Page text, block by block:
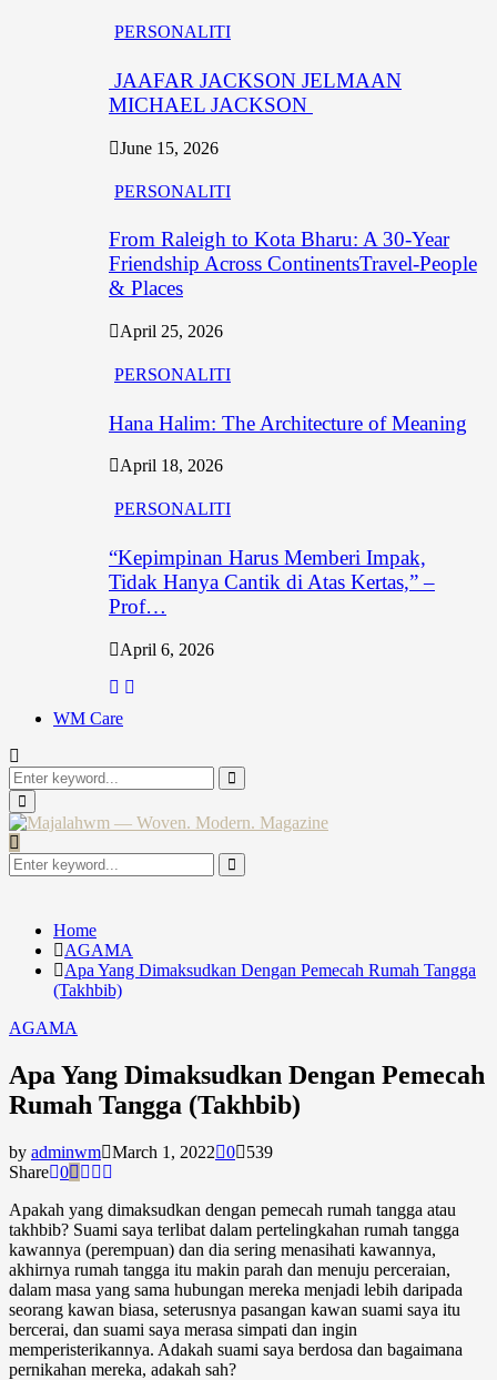
PERSONALITI
JAAFAR JACKSON JELMAAN
MICHAEL JACKSON
June 15, 2026
PERSONALITI
From Raleigh to Kota Bharu: A 30-Year
Friendship Across ContinentsTravel-People
& Places
April 25, 2026
PERSONALITI
Hana Halim: The Architecture of Meaning
April 18, 2026
PERSONALITI
“Kepimpinan Harus Memberi Impak,
Tidak Hanya Cantik di Atas Kertas,” –
Prof…
April 6, 2026
WM Care
Search
for:
Search
Primary
Menu
Search
for:
Search
Home
AGAMA
Apa Yang Dimaksudkan Dengan Pemecah Rumah Tangga
(Takhbib)
AGAMA
Apa Yang Dimaksudkan Dengan Pemecah
Rumah Tangga (Takhbib)
by adminwm March 1, 2022 0
539
Share 0
Apakah yang dimaksudkan dengan pemecah rumah tangga atau
takhbib? Suami saya terlibat dalam pertelingkahan rumah tangga
kawannya (perempuan) dan dia sering menasihati kawannya,
akhirnya rumah tangga itu makin parah dan menuju perceraian,
dalam masa yang sama hubungan mereka menjadi lebih daripada
seorang kawan biasa, seterusnya pasangan kawan suami saya itu
bercerai, dan suami saya merasa simpati dan ingin
memperisterikannya. Adakah suami saya berdosa dan bagaimana
pernikahan mereka, adakah sah?